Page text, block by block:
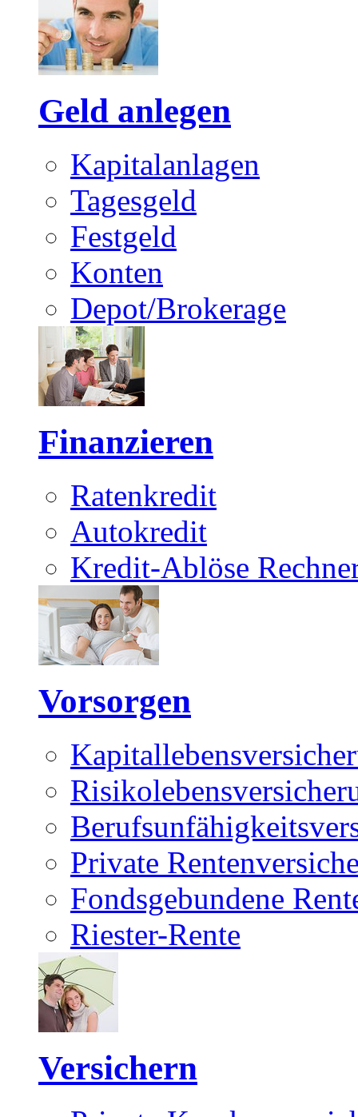
Geld anlegen
Kapitalanlagen
Tagesgeld
Festgeld
Konten
Depot/Brokerage
Finanzieren
Ratenkredit
Autokredit
Kredit-Ablöse
Vorsorgen
Private
Fondsgebundene
Riester-Rente
Versichern